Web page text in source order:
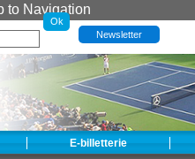
to Navigation
Newsletter
E-billetterie